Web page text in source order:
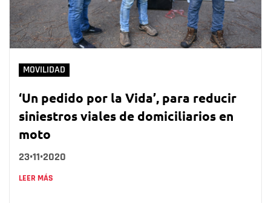
MOVILIDAD
‘Un pedido por la Vida’, para reducir
siniestros viales de domiciliarios en
moto
23•11•2020
LEER MÁS